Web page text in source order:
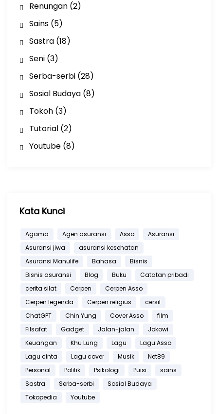
Renungan(2)
Sains(5)
Sastra(18)
Seni(3)
Serba-serbi(28)
Sosial Budaya(8)
Tokoh(3)
Tutorial(2)
Youtube(8)
Kata Kunci
Agama Agen asuransi Asso
Asuransi
Asuransi jiwa
asuransi kesehatan
Asuransi Manulife
Bahasa
Bisnis
Bisnis asuransi
Blog Buku
Catatan pribadi
cerita silat
Cerpen
Cerpen Asso
Cerpen legenda
Cerpen religius
cersil
ChatGPT
Chin Yung Cover Asso
film
Filsafat
Gadget Jalan-jalan
Jokowi
Keuangan
Khu Lung Lagu
Lagu Asso
Lagu cinta
Lagu cover Musik
Net89
Personal
Politik Psikologi Puisi
sains
Sastra
Serba-serbi
Sosial Budaya
Tokopedia
Youtube